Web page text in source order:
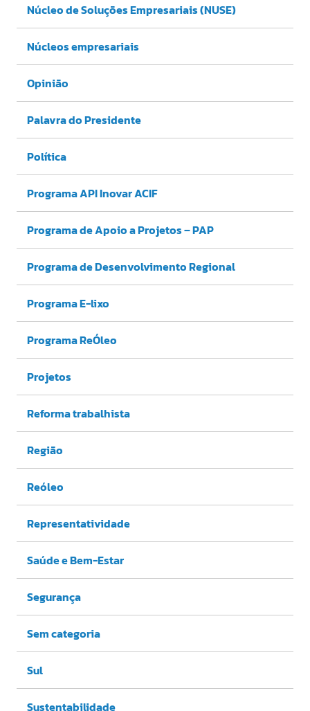
Núcleo de Soluções Empresariais (NUSE)
Núcleos empresariais
Opinião
Palavra do Presidente
Política
Programa API Inovar ACIF
Programa de Apoio a Projetos – PAP
Programa de Desenvolvimento Regional
Programa E-lixo
Programa ReÓleo
Projetos
Reforma trabalhista
Região
Reóleo
Representatividade
Saúde e Bem-Estar
Segurança
Sem categoria
Sul
Sustentabilidade